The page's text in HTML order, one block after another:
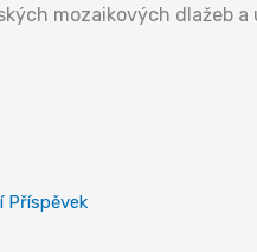
mozaikových dlažeb
Příspěvek